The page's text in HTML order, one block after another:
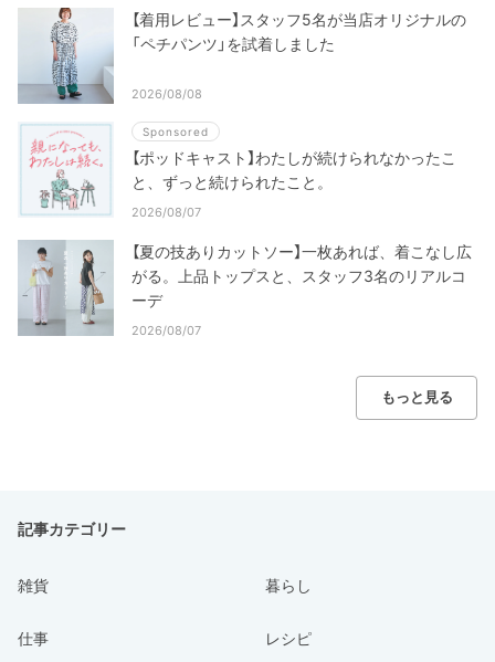
【着用レビュー】スタッフ5名が当店オリジナルの
「ペチパンツ」を試着しました
2026/08/08
Sponsored
【ポッドキャスト】わたしが続けられなかったこ
と、ずっと続けられたこと。
2026/08/07
【夏の技ありカットソー】一枚あれば、着こなし広
がる。上品トップスと、スタッフ3名のリアルコ
ーデ
2026/08/07
もっと見る
記事カテゴリー
雑貨 暮らし
仕事 レシピ